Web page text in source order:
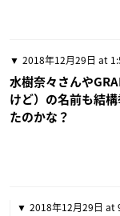
2018年12月29日 at
水樹奈々さんや
けど）の名前も結
たのかな？
2018年12月29日 at